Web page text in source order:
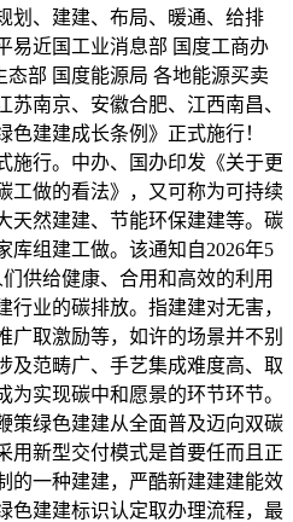
划、建建、布局、暖通、给排
易近国工业消息部 国度工商办
部 国度能源局 各地能源买卖
南京、安徽合肥、江西南昌、
建建成长条例》正式施行！
施行。中办、国办印发《关于更
工做的看法》，又可称为可持续
天然建建、节能环保建建等。碳
库组建工做。该通知自2026年5
供给健康、合用和高效的利用
业的碳排放。指建建对无害，
广取激励等，如许的场景并不别
及范畴广、手艺集成难度高、取
实现碳中和愿景的环节环节。
策绿色建建从全面普及迈向双碳
用新型交付模式是首要任而且正
的一种建建，严酷新建建建能效
色建建标识认定取办理流程，最